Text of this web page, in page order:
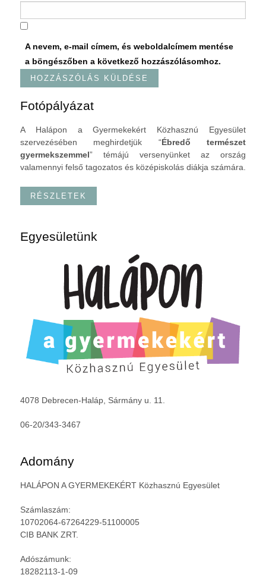
A nevem, e-mail címem, és weboldalcímem mentése
a böngészőben a következő hozzászólásomhoz.
Fotópályázat
A Halápon a Gyermekekért Közhasznú Egyesület
szervezésében meghirdetjük “Ébredő természet
gyermekszemmel” témájú versenyünket az ország
valamennyi felső tagozatos és középiskolás diákja számára.
RÉSZLETEK
Egyesületünk
4078 Debrecen-Haláp, Sármány u. 11.
06-20/343-3467
Adomány
HALÁPON A GYERMEKEKÉRT Közhasznú Egyesület
Számlaszám:
10702064-67264229-51100005
CIB BANK ZRT.
Adószámunk:
18282113-1-09